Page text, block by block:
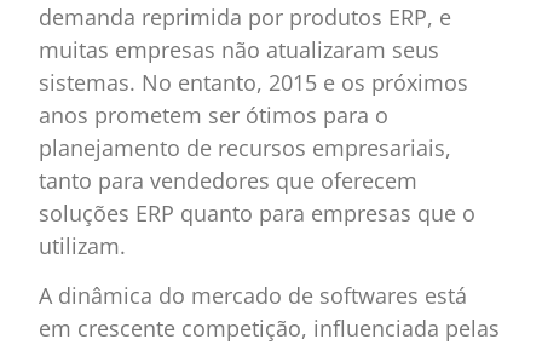
demanda reprimida por produtos ERP, e
muitas empresas não atualizaram seus
sistemas. No entanto, 2015 e os próximos
anos prometem ser ótimos para o
planejamento de recursos empresariais,
tanto para vendedores que oferecem
soluções ERP quanto para empresas que o
utilizam.
A dinâmica do mercado de softwares está
em crescente competição, influenciada pelas